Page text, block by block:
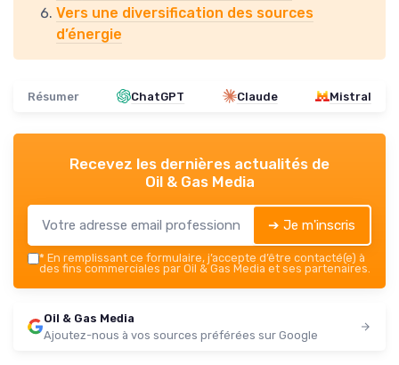
Vers une diversification des sources
d’énergie
Résumer ChatGPT Claude Mistral
Recevez les dernières actualités de
Oil & Gas Media
➔ Je m'inscris
* En remplissant ce formulaire, j’accepte d’être contacté(e) à
des fins commerciales par Oil & Gas Media et ses partenaires.
Oil & Gas Media
Ajoutez-nous à vos sources préférées sur Google